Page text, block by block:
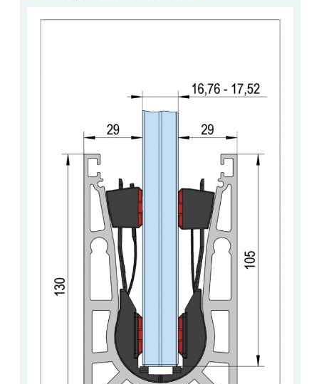
DÉCONNEXION
NOUS TROUVER - BUC 78
NOUS CONTACTER